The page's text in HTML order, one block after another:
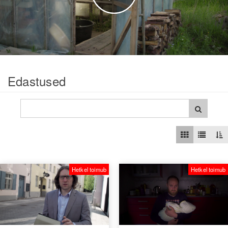
video
Edastused
Hetkel toimub Hetkel toimub